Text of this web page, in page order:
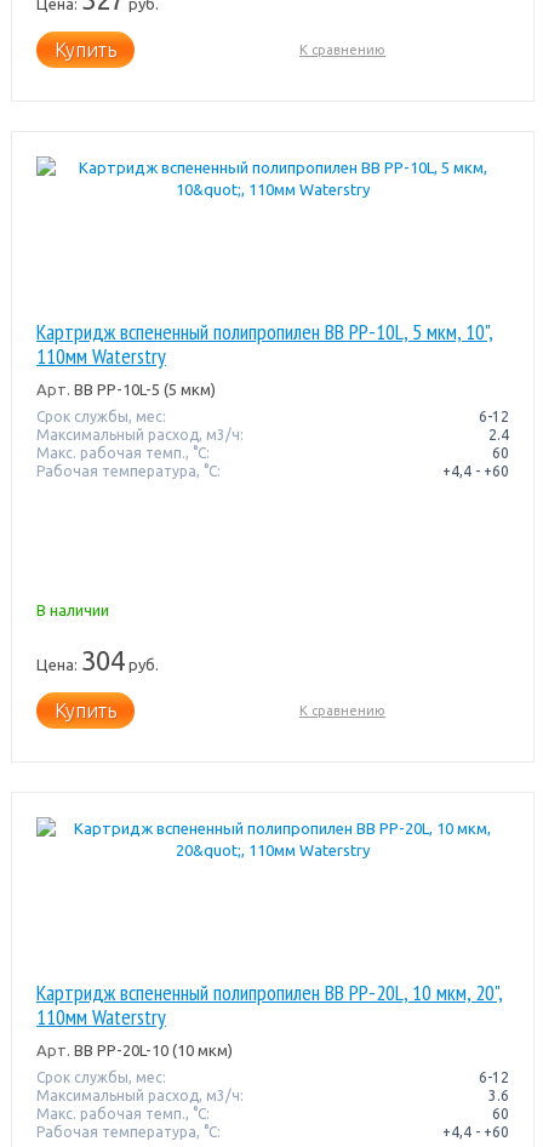
Купить К сравнению
Картридж вспененный полипропилен BB PP-10L, 5 мкм, 10",
110мм Waterstry
Арт. BB PP-10L-5 (5 мкм)
Срок службы, мес:
6-12
Максимальный расход, м3/ч:
2.4
Макс. рабочая темп., °С:
60
Рабочая температура, °C:
+4,4 - +60
В наличии
Цена: 304руб.
Купить К сравнению
Картридж вспененный полипропилен BB PP-20L, 10 мкм, 20",
110мм Waterstry
Арт. BB PP-20L-10 (10 мкм)
Срок службы, мес:
6-12
Максимальный расход, м3/ч:
3.6
Макс. рабочая темп., °С:
60
Рабочая температура, °C:
+4,4 - +60